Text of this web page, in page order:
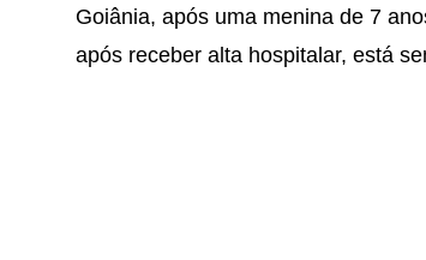
Goiânia, após uma menina de 7
após receber alta hospitalar, está